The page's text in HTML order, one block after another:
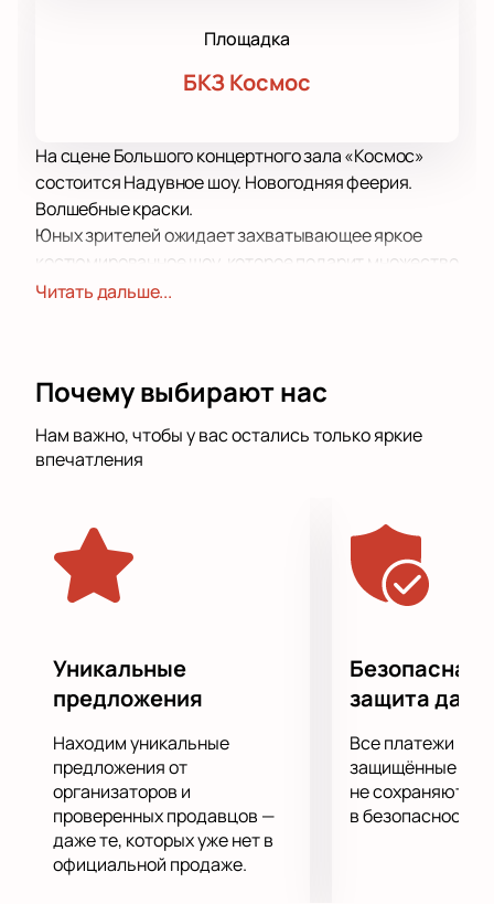
Площадка
БКЗ Космос
На сцене Большого концертного зала «Космос»
состоится Надувное шоу. Новогодняя феерия.
Волшебные краски.
Юных зрителей ожидает захватывающее яркое
костюмированное шоу, которое подарит множество
положительных и ярких эмоций.
внимательно следить за происходящим на сцене.
интересные танцы, игра света и теней украшают
действо, происходящее на сцене, даря публике
событие оставит глубокий след в памяти вашего
ребенка, связанный с необычными и приятными
впечатлениями от увиденного!
Читать дальше...
Почему выбирают нас
Нам важно, чтобы у вас остались только яркие
впечатления
Уникальные
предложения
Находим уникальные
предложения от
организаторов и
проверенных продавцов —
даже те, которых уже нет в
официальной продаже.
Безопасная
защита
Все платежи
защищённые
не сохраняются
в безопасности.